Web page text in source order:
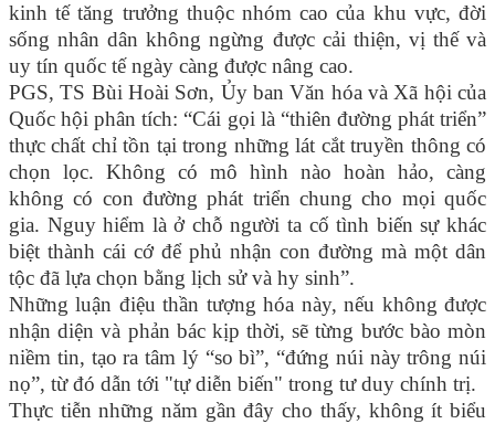
kinh tế tăng trưởng thuộc nhóm cao của khu vực, đời
sống nhân dân không ngừng được cải thiện, vị thế và
uy tín quốc tế ngày càng được nâng cao.
PGS, TS Bùi Hoài Sơn, Ủy ban Văn hóa và Xã hội của
Quốc hội phân tích: “Cái gọi là “thiên đường phát triển”
thực chất chỉ tồn tại trong những lát cắt truyền thông có
chọn lọc. Không có mô hình nào hoàn hảo, càng
không có con đường phát triển chung cho mọi quốc
gia. Nguy hiểm là ở chỗ người ta cố tình biến sự khác
biệt thành cái cớ để phủ nhận con đường mà một dân
tộc đã lựa chọn bằng lịch sử và hy sinh”.
Những luận điệu thần tượng hóa này, nếu không được
nhận diện và phản bác kịp thời, sẽ từng bước bào mòn
niềm tin, tạo ra tâm lý “so bì”, “đứng núi này trông núi
nọ”, từ đó dẫn tới "tự diễn biến" trong tư duy chính trị.
Thực tiễn những năm gần đây cho thấy, không ít biểu